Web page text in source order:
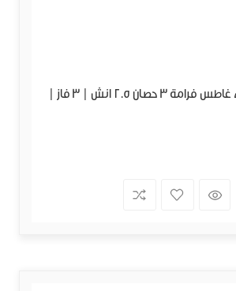
مضخة ماء هابي غاطس فرامة 3 حصان 2.5 انش | 3 فاز |